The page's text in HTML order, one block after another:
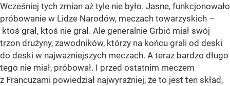
Wcześniej tych zmian aż tyle nie było. Jasne, funkcjonowało
próbowanie w Lidze Narodów, meczach towarzyskich –
ktoś grał, ktoś nie grał. Ale generalnie Grbić miał swój
trzon drużyny, zawodników, którzy na końcu grali od deski
do deski w najważniejszych meczach. A teraz bardzo długo
tego nie miał, próbował. I przed ostatnim meczem
z Francuzami powiedział najwyraźniej, że to jest ten skład,